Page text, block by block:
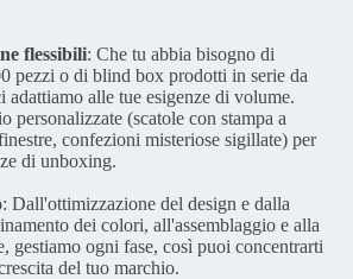
flessibili: Che tu abbia bisogno di
pezzi o di blind box prodotti in serie da
adattiamo alle tue esigenze di volume.
personalizzate (scatole con stampa a
confezioni misteriose sigillate) per
di unboxing.
: Dall'ottimizzazione del design e dalla
dei colori, all'assemblaggio e alla
gestiamo ogni fase, così puoi concentrarti
del tuo marchio.